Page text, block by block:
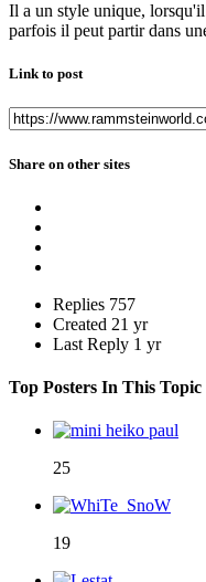
Il a un style unique,
parfois il peut partir dans
Link to post
Share on other sites
Replies 757
Created 21 yr
Last Reply 1 yr
Top Posters In This Topic
25
19